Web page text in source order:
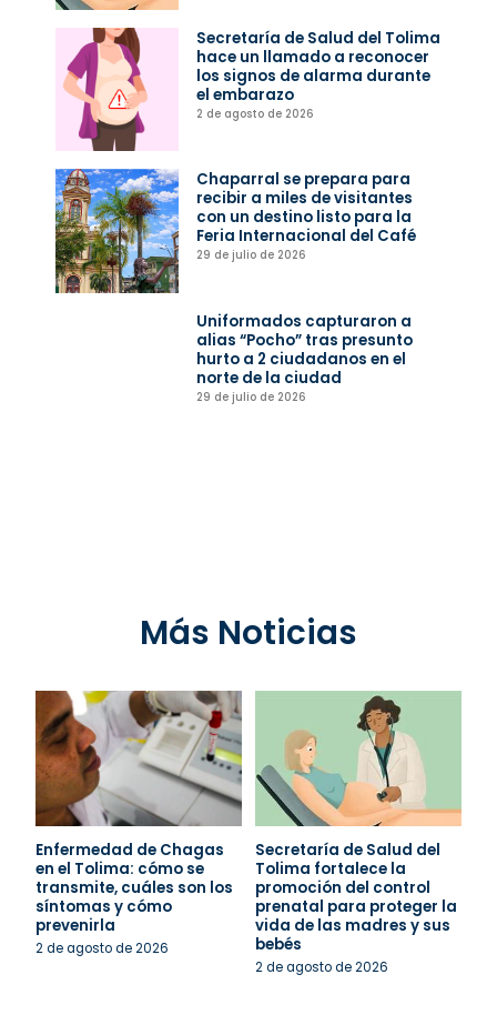
Secretaría de Salud del Tolima
hace un llamado a reconocer
los signos de alarma durante
el embarazo
2 de agosto de 2026
Chaparral se prepara para
recibir a miles de visitantes
con un destino listo para la
Feria Internacional del Café
29 de julio de 2026
Uniformados capturaron a
alias “Pocho” tras presunto
hurto a 2 ciudadanos en el
norte de la ciudad
29 de julio de 2026
Más Noticias
Enfermedad de Chagas
en el Tolima: cómo se
transmite, cuáles son los
síntomas y cómo
prevenirla
2 de agosto de 2026
Secretaría de Salud del
Tolima fortalece la
promoción del control
prenatal para proteger la
vida de las madres y sus
bebés
2 de agosto de 2026